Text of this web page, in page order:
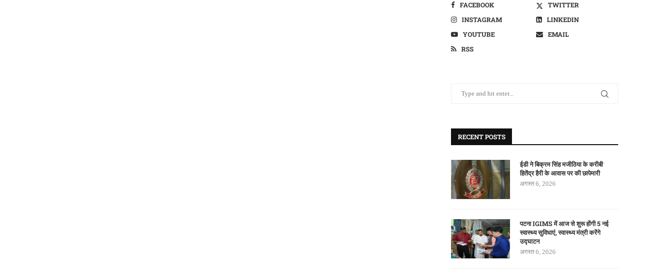
FACEBOOK
TWITTER
INSTAGRAM
LINKEDIN
YOUTUBE
EMAIL
RSS
RECENT POSTS
ईडी ने बिक्रम सिंह मजीठिया के करीबी
हितेंद्र हैरी के आवास पर की छापेमारी
अगस्त 6, 2026
पटना IGIMS में आज से शुरू होंगी 5 नई
स्वास्थ्य सुविधाएं, स्वास्थ्य मंत्री करेंगे
उद्घाटन
अगस्त 6, 2026